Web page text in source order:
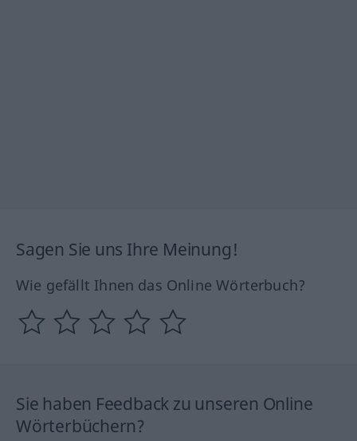
Sagen Sie uns Ihre Meinung!
Wie gefällt Ihnen das Online Wörterbuch?
Sie haben Feedback zu unseren Online
Wörterbüchern?